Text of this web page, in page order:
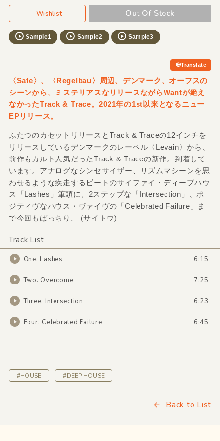
Wishlist Out Of Stock
Sample1 Sample2 Sample3
Translate
〈Safe〉、〈Regelbau〉周辺、デンマーク、オーフスの
シーンから、ミステリアスなリリースながらWantが絶え
なかったTrack & Trace。2021年の1st以来となるニュー
EPリリース。
ふたつのカセットリリースとTrack & Traceの12インチを
リリースしているデンマークのレーベル〈Levain〉から、
前作もカルト人気だったTrack & Traceの新作。到着して
います。アナログなシンセサイザー、リズムマシーンを思
わせるような疾走するビートのサイファイ・ディープハウ
ス「Lashes」筆頭に、2ステップな「Intersection」、ポ
ジティヴなハウス・ヴァイヴの「Celebrated Failure」ま
で今回もばっちり。 (サイトウ)
Track List
One. Lashes 6:15
Two. Overcome 7:25
Three. Intersection 6:23
Four. Celebrated Failure 6:45
#HOUSE #DEEP HOUSE
Back to List